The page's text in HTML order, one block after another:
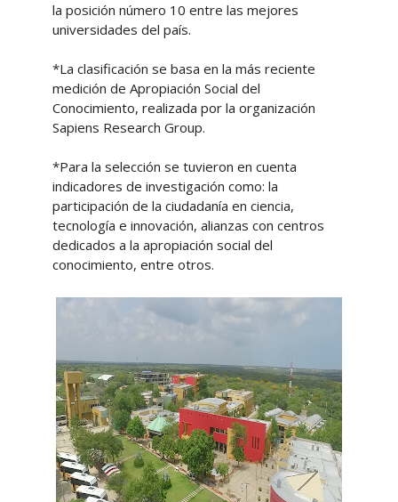
la posición número 10 entre las mejores
universidades del país.
*La clasificación se basa en la más reciente
medición de Apropiación Social del
Conocimiento, realizada por la organización
Sapiens Research Group.
*Para la selección se tuvieron en cuenta
indicadores de investigación como: la
participación de la ciudadanía en ciencia,
tecnología e innovación, alianzas con centros
dedicados a la apropiación social del
conocimiento, entre otros.